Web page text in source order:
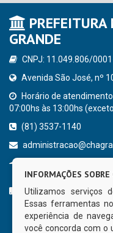
GRANDE
CNPJ: 11.049.806/
Avenida São José, nº
Horário de
07:00hs às 13:00hs
(81) 3537-1140
CURTA
INFORMAÇÕES SOBRE
Utilizamos serviços
Essas ferramentas
experiência de
você concorda com o